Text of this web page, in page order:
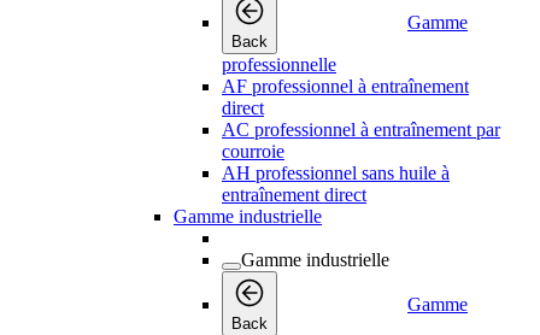
Back
Gamme
professionnelle
AF professionnel à entraînement
direct
AC professionnel à entraînement par
courroie
AH professionnel sans huile à
entraînement direct
Gamme industrielle
Gamme industrielle
Back
Gamme